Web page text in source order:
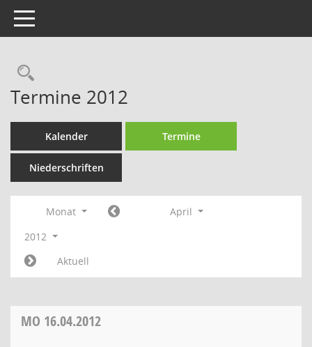
Toggle navigation
Rechercheauswahl
Termine 2012
Kalender Termine
Niederschriften
Monat
April
2012
Aktuell
MO 16.04.2012